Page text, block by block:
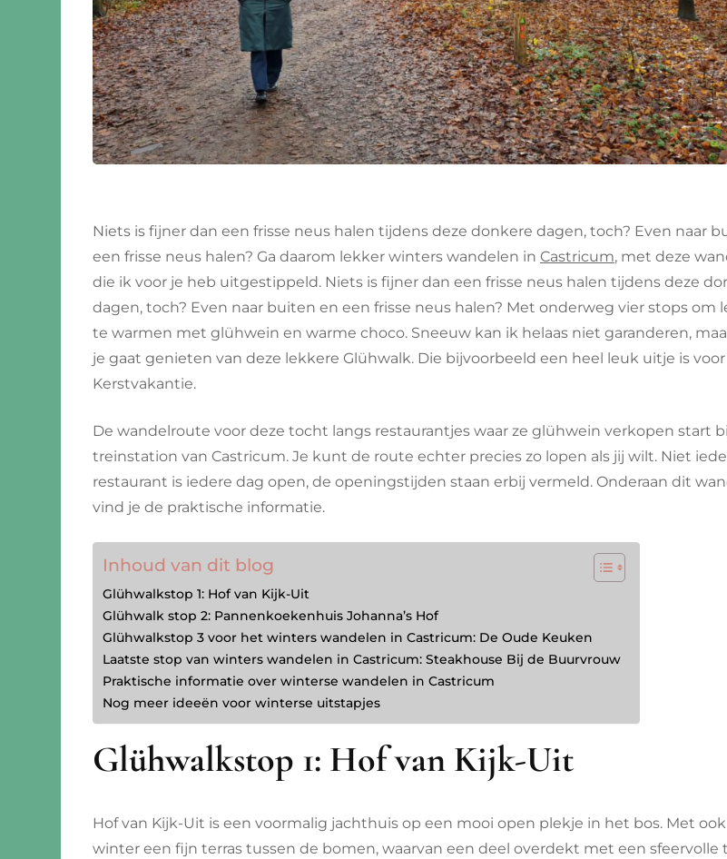
Noord-Macedonië
Noorwegen
Portugal
Slovenië
Zweden
Zwitserland
Niets is fijner dan een frisse neus halen tijdens deze donkere dagen, toch? Even naar
een frisse neus halen? Ga daarom lekker winters wandelen in Castricum, met deze
die ik voor je heb uitgestippeld. Niets is fijner dan een frisse neus halen tijdens deze
dagen, toch? Even naar buiten en een frisse neus halen? Met onderweg vier stops om
te warmen met glühwein en warme choco. Sneeuw kan ik helaas niet garanderen,
je gaat genieten van deze lekkere Glühwalk. Die bijvoorbeeld een heel leuk uitje is
Kerstvakantie.
De wandelroute voor deze tocht langs restaurantjes waar ze glühwein verkopen start
treinstation van Castricum. Je kunt de route echter precies zo lopen als jij wilt. Niet
restaurant is iedere dag open, de openingstijden staan erbij vermeld. Onderaan dit
vind je de praktische informatie.
Inhoud van dit blog
Glühwalkstop 1: Hof van Kijk-Uit
Glühwalk stop 2: Pannenkoekenhuis Johanna’s Hof
Glühwalkstop 3 voor het winters wandelen in Castricum: De Oude Keuken
Laatste stop van winters wandelen in Castricum: Steakhouse Bij de Buurvrouw
Praktische informatie over winterse wandelen in Castricum
Nog meer ideeën voor winterse uitstapjes
Glühwalkstop 1: Hof van Kijk-Uit
Hof van Kijk-Uit is een voormalig jachthuis op een mooi open plekje in het bos. Met
winter een fijn terras tussen de bomen, waarvan een deel overdekt met een sfeervolle